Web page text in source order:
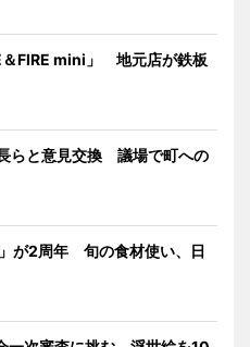
＆FIRE mini」 地元店が鉄板
らと意見交換 議場で町への
が2周年 旬の食材使い、日